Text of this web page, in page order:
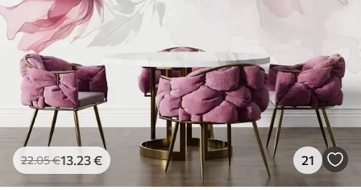
22.05€13 .23€ 21